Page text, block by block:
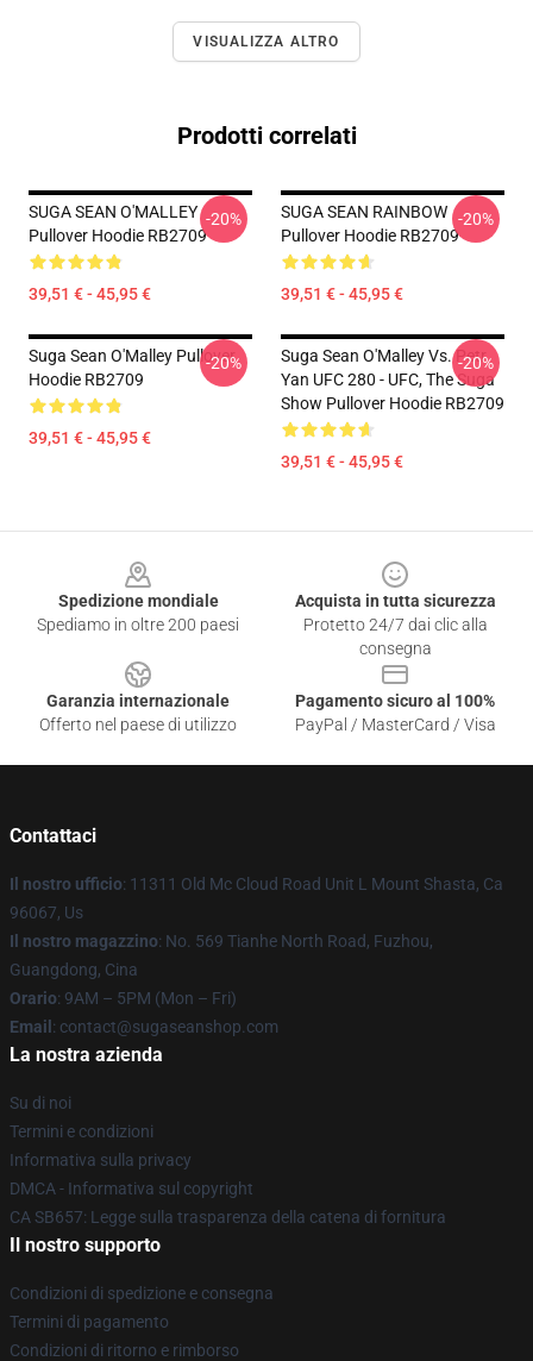
VISUALIZZA ALTRO
Prodotti correlati
SUGA SEAN O'MALLEY
Pullover Hoodie RB2709
39,51 € - 45,95 €
-20%
SUGA SEAN RAINBOW
Pullover Hoodie RB2709
39,51 € - 45,95 €
-20%
Suga Sean O'Malley Pullover
Hoodie RB2709
39,51 € - 45,95 €
-20%
Suga Sean O'Malley Vs. Petr
Yan UFC 280 - UFC, The Suga
Show Pullover Hoodie RB2709
39,51 € - 45,95 €
-20%
Spedizione mondiale
Spediamo in oltre 200 paesi
Acquista in tutta sicurezza
Protetto 24/7 dai clic alla
consegna
Garanzia internazionale
Offerto nel paese di utilizzo
Pagamento sicuro al 100%
PayPal / MasterCard / Visa
Contattaci
Il nostro ufficio: 11311 Old Mc Cloud Road Unit L Mount Shasta, Ca
96067, Us
Il nostro magazzino: No. 569 Tianhe North Road, Fuzhou,
Guangdong, Cina
Orario: 9AM – 5PM (Mon – Fri)
Email : contact@sugaseanshop.com
La nostra azienda
Su di noi
Termini e condizioni
Informativa sulla privacy
DMCA - Informativa sul copyright
CA SB657: Legge sulla trasparenza della catena di fornitura
Il nostro supporto
Condizioni di spedizione e consegna
Termini di pagamento
Condizioni di ritorno e rimborso